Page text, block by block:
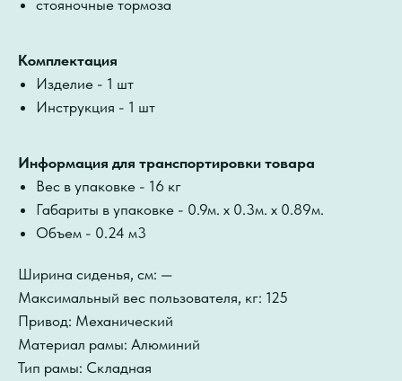
стояночные тормоза
Комплектация
Изделие - 1 шт
Инструкция - 1 шт
Информация для транспортировки товара
Вес в упаковке - 16 кг
Габариты в упаковке - 0.9м. x 0.3м. x 0.89м.
Объем - 0.24 м3
Ширина сиденья, см: —
Максимальный вес пользователя, кг: 125
Привод: Механический
Материал рамы: Алюминий
Тип рамы: Складная